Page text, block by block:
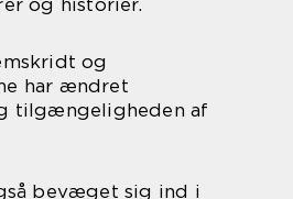
og historier.
og
har ændret
tilgængeligheden af
bevæget sig ind i